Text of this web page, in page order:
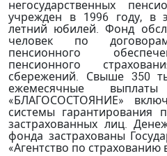
негосударственных
учрежден в 1996 году, в
летний юбилей. Фонд
человек по договорам
пенсионного
пенсионного
сбережений. Свыше 350
ежемесячные
«БЛАГОСОСТОЯНИЕ»
системы
застрахованных лиц.
фонда застрахованы
«Агентство по страхованию